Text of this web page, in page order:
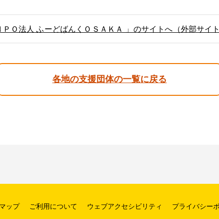
ＰＯ法人 ふーどばんくＯＳＡＫＡ 」のサイトへ（外部サイト
各地の支援団体の一覧に戻る
ップ ご利用について ウェブアクセシビリティ プライバシー